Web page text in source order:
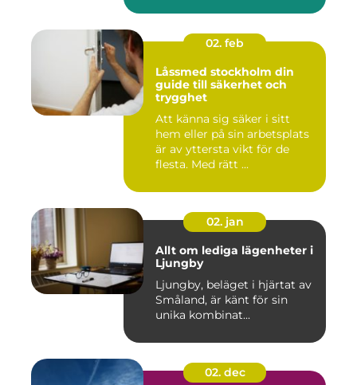
02. feb
Låssmed stockholm din
guide till säkerhet och
trygghet
Att känna sig säker i sitt
hem eller på sin arbetsplats
är av yttersta vikt för de
flesta. Med rätt ...
02. jan
Allt om lediga lägenheter i
Ljungby
Ljungby, beläget i hjärtat av
Småland, är känt för sin
unika kombinat...
02. dec